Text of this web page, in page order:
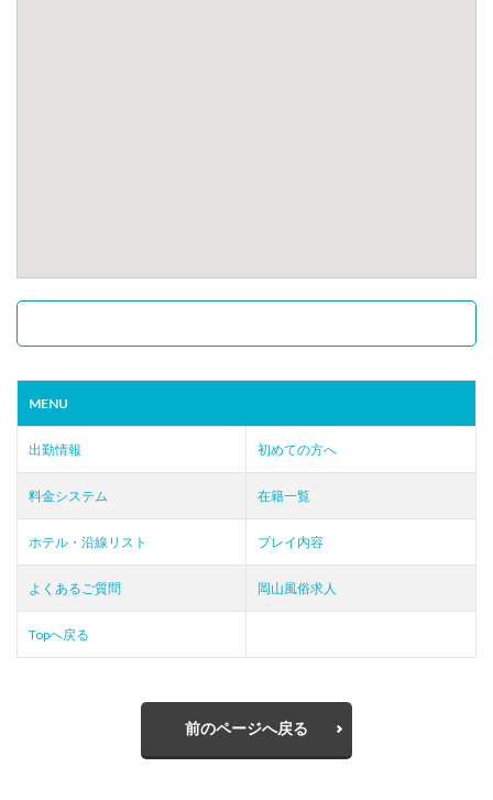
MENU
出勤情報 初めての方へ
料金システム 在籍一覧
ホテル・沿線リスト プレイ内容
よくあるご質問 岡山風俗求人
Topへ戻る
前のページへ戻る